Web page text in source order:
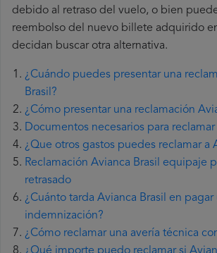
debido al retraso del vuelo, o bien
reembolso del nuevo billete adquirido
decidan buscar otra alternativa.
¿Cuándo puedes presentar una
Brasil?
¿Cómo presentar una reclamación
Documentos necesarios para reclamar
¿Que otros gastos puedes reclamar a
Reclamación Avianca Brasil equipaje
retrasado
¿Cuánto tarda Avianca Brasil en pagar
indemnización?
¿Cómo reclamar una avería técnica